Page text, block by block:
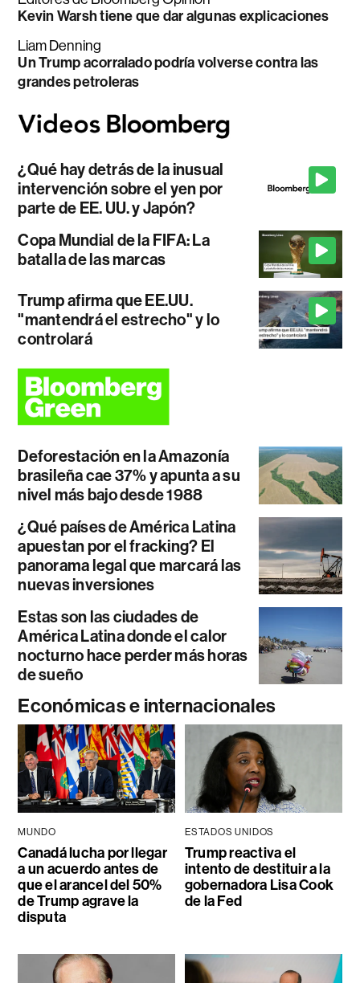
Kevin Warsh tiene que dar algunas explicaciones
Liam Denning
Un Trump acorralado podría volverse contra las
grandes petroleras
¿Qué hay detrás de la inusual
intervención sobre el yen por
parte de EE. UU. y Japón?
Copa Mundial de la FIFA: La
batalla de las marcas
Trump afirma que EE.UU.
"mantendrá el estrecho" y lo
controlará
Deforestación en la Amazonía
brasileña cae 37% y apunta a su
nivel más bajo desde 1988
¿Qué países de América Latina
apuestan por el fracking? El
panorama legal que marcará las
nuevas inversiones
Estas son las ciudades de
América Latina donde el calor
nocturno hace perder más horas
de sueño
Económicas e internacionales
MUNDO
Canadá lucha por llegar
a un acuerdo antes de
que el arancel del 50%
de Trump agrave la
disputa
ESTADOS UNIDOS
Trump reactiva el
intento de destituir a la
gobernadora Lisa Cook
de la Fed